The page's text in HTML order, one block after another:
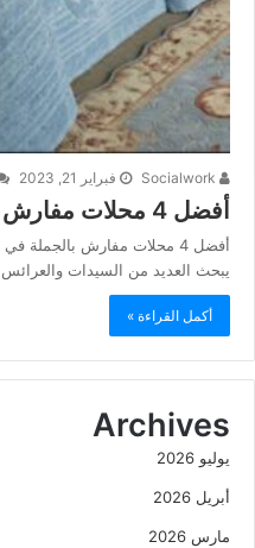
فبراير 21, 2023
أفضل 4 محلات مفارش بالجملة في جدة
أفضل 4 محلات مفارش
يبحث العديد من السيدات
أكمل القراءة »
Archives
يوليو 2026
أبريل 2026
مارس 2026